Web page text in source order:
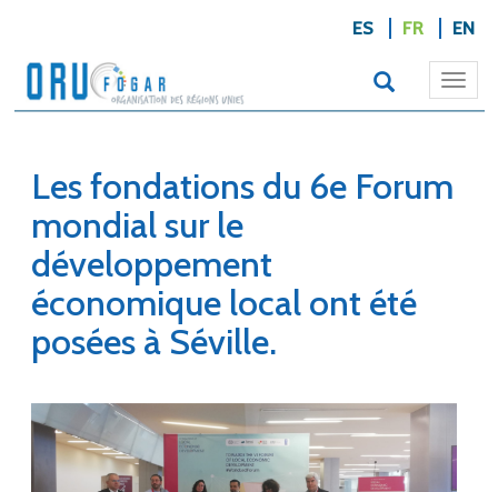
ES FR EN
Les fondations du 6e Forum
mondial sur le
développement
économique local ont été
posées à Séville.